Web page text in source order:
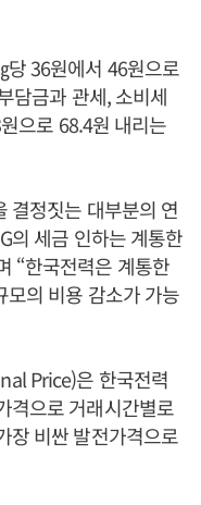
36원에서 46원으로
담금과 관세, 소비세
으로 68.4원 내리는
결정짓는 대부분의 연
의 세금 인하는 계통한
“한국전력은 계통한
모의 비용 감소가 가능
Price)은 한국전력
격으로 거래시간별로
장 비싼 발전가격으로